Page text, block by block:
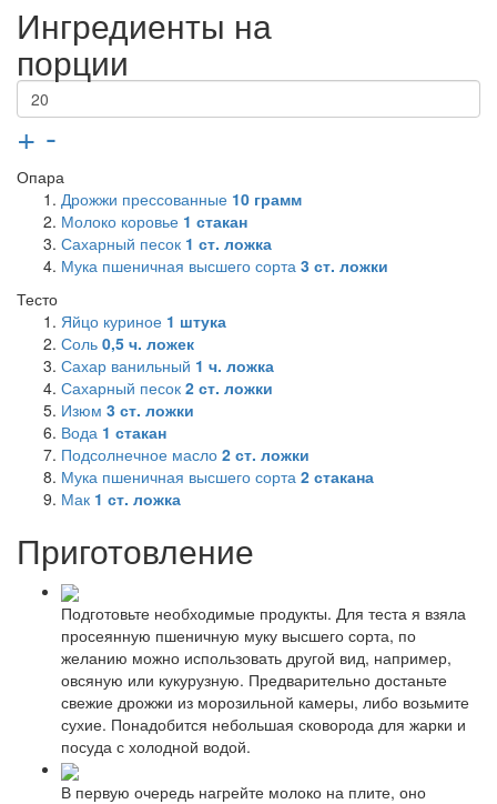
Ингредиенты на
порции
+ -
Опара
Дрожжи прессованные 10 грамм
Молоко коровье 1 стакан
Сахарный песок 1 ст. ложка
Мука пшеничная высшего сорта 3 ст. ложки
Тесто
Яйцо куриное 1 штука
Соль 0,5 ч. ложек
Сахар ванильный 1 ч. ложка
Сахарный песок 2 ст. ложки
Изюм 3 ст. ложки
Вода 1 стакан
Подсолнечное масло 2 ст. ложки
Мука пшеничная высшего сорта 2 стакана
Мак 1 ст. ложка
Приготовление
Подготовьте необходимые продукты. Для теста я взяла
просеянную пшеничную муку высшего сорта, по
желанию можно использовать другой вид, например,
овсяную или кукурузную. Предварительно достаньте
свежие дрожжи из морозильной камеры, либо возьмите
сухие. Понадобится небольшая сковорода для жарки и
посуда с холодной водой.
В первую очередь нагрейте молоко на плите, оно